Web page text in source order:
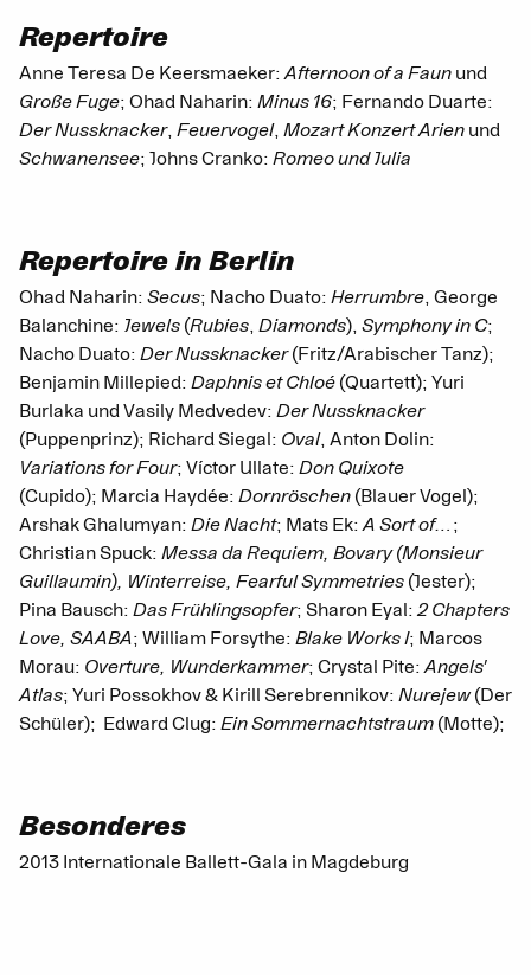
Repertoire
Anne Teresa De Keersmaeker:Afternoon of a Faun und
Große Fuge; Ohad Naharin: Minus 16; Fernando Duarte:
Der Nussknacker, Feuervogel, Mozart Konzert Arien und
Schwanensee; Johns Cranko: Romeo und Julia
Repertoire in Berlin
Ohad Naharin: Secus; Nacho Duato: Herrumbre, George
Balanchine: Jewels (Rubies, Diamonds), Symphony in C;
Nacho Duato: Der Nussknacker(Fritz/Arabischer Tanz);
Benjamin Millepied: Daphnis et Chloé (Quartett); Yuri
Burlaka und Vasily Medvedev: Der Nussknacker
(Puppenprinz); Richard Siegal: Oval, Anton Dolin:
Variations for Four; Víctor Ullate: Don Quixote
(Cupido); Marcia Haydée: Dornröschen (Blauer Vogel);
Arshak Ghalumyan: Die Nacht; Mats Ek:A Sort of… ;
Christian Spuck: Messa da Requiem, Bovary (Monsieur
Guillaumin), Winterreise, Fearful Symmetries (Jester);
Pina Bausch: Das Frühlingsopfer; Sharon Eyal:2 Chapters
Love, SAABA; William Forsythe: Blake Works I; Marcos
Morau: Overture, Wunderkammer; Crystal Pite:Angels'
Atlas; Yuri Possokhov & Kirill Serebrennikov: Nurejew(Der
Schüler); Edward Clug: Ein Sommernachtstraum (Motte);
Besonderes
2013 Internationale Ballett-Gala in Magdeburg